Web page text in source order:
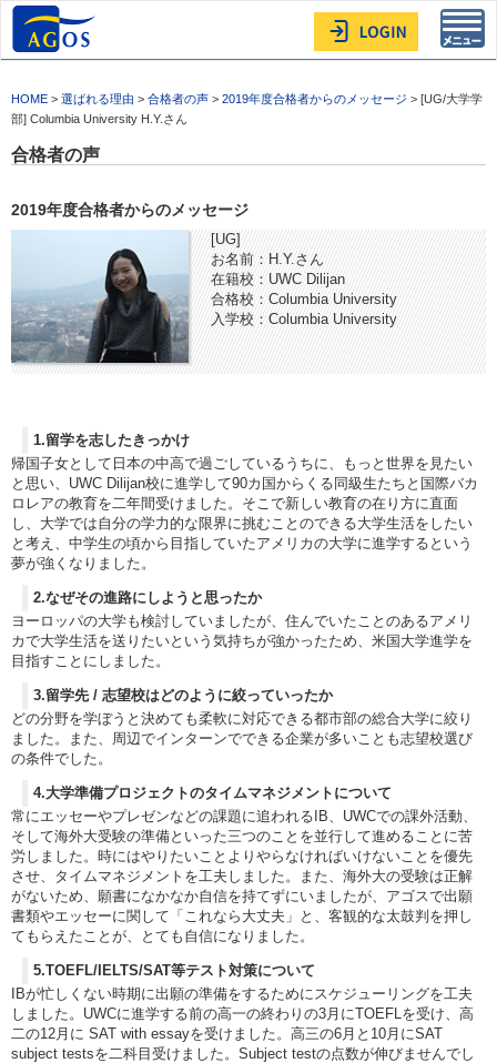
HOME > 選ばれる理由 > 合格者の声 > 2019年度合格者からのメッセージ > [UG/大学学
部] Columbia University H.Y.さん
合格者の声
2019年度合格者からのメッセージ
[UG]
お名前：H.Y.さん
在籍校：UWC Dilijan
合格校：Columbia University
入学校：Columbia University
1.留学を志したきっかけ
帰国子女として日本の中高で過ごしているうちに、もっと世界を見たい
と思い、UWC Dilijan校に進学して90カ国からくる同級生たちと国際バカ
ロレアの教育を二年間受けました。そこで新しい教育の在り方に直面
し、大学では自分の学力的な限界に挑むことのできる大学生活をしたい
と考え、中学生の頃から目指していたアメリカの大学に進学するという
夢が強くなりました。
2.なぜその進路にしようと思ったか
ヨーロッパの大学も検討していましたが、住んでいたことのあるアメリ
カで大学生活を送りたいという気持ちが強かったため、米国大学進学を
目指すことにしました。
3.留学先 / 志望校はどのように絞っていったか
どの分野を学ぼうと決めても柔軟に対応できる都市部の総合大学に絞り
ました。また、周辺でインターンでできる企業が多いことも志望校選び
の条件でした。
4.大学準備プロジェクトのタイムマネジメントについて
常にエッセーやプレゼンなどの課題に追われるIB、UWCでの課外活動、
そして海外大受験の準備といった三つのことを並行して進めることに苦
労しました。時にはやりたいことよりやらなければいけないことを優先
させ、タイムマネジメントを工夫しました。また、海外大の受験は正解
がないため、願書になかなか自信を持てずにいましたが、アゴスで出願
書類やエッセーに関して「これなら大丈夫」と、客観的な太鼓判を押し
てもらえたことが、とても自信になりました。
5.TOEFL/IELTS/SAT等テスト対策について
IBが忙しくない時期に出願の準備をするためにスケジューリングを工夫
しました。UWCに進学する前の高一の終わりの3月にTOEFLを受け、高
二の12月に SAT with essayを受けました。高三の6月と10月にSAT
subject testsを二科目受けました。Subject testの点数が伸びませんでし